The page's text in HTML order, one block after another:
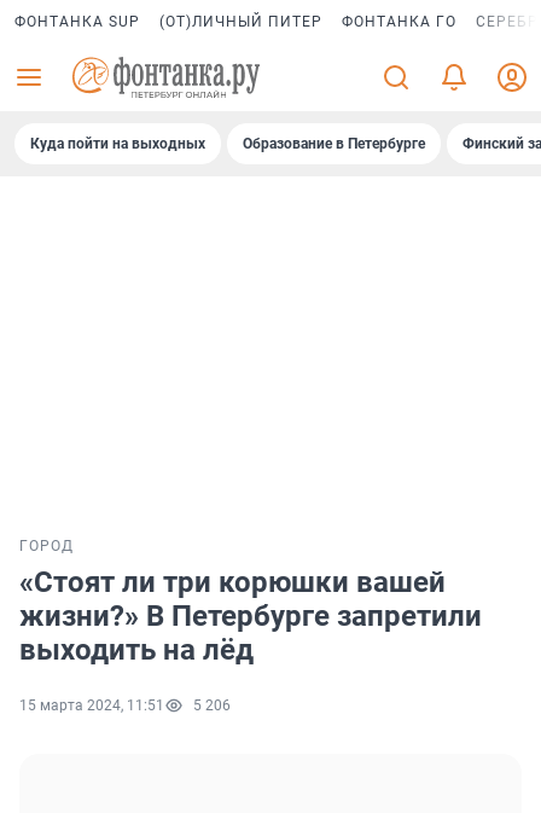
ФОНТАНКА SUP (ОТ)ЛИЧНЫЙ ПИТЕР ФОНТАНКА ГО
Куда пойти на выходных Образование в Петербурге Финский
ГОРОД
«Стоят ли три корюшки вашей
жизни?» В Петербурге запретили
выходить на лёд
15 марта 2024, 11:51 5 206